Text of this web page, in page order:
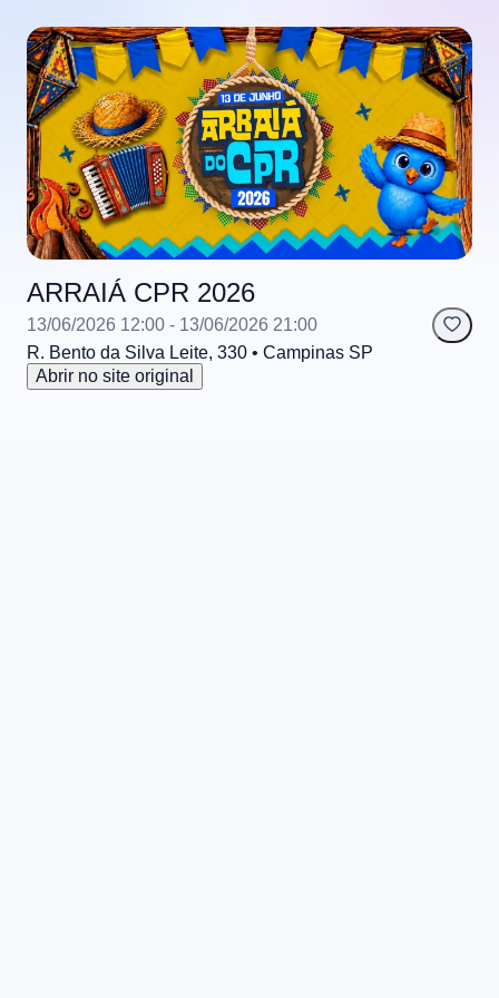
ARRAIÁ CPR 2026
13/06/2026 12:00 - 13/06/2026 21:00
R. Bento da Silva Leite, 330 • Campinas SP
Abrir no site original